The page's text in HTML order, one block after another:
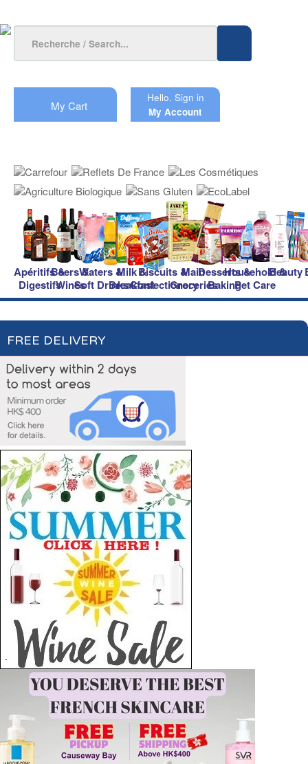
My Cart
Hello. Sign in
My Account
Apéritifs &
Digestifs
Beers &
Wines
Waters &
Soft Drinks
Milk &
Breakfast
Biscuits &
Confectionery
Main
Groceries
Desserts &
Baking
Household &
Pet Care
Beauty
FREE DELIVERY